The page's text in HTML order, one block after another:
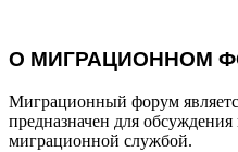
О МИГРАЦИОННОМ
Миграционный форум
предназначен для
миграционной службой.